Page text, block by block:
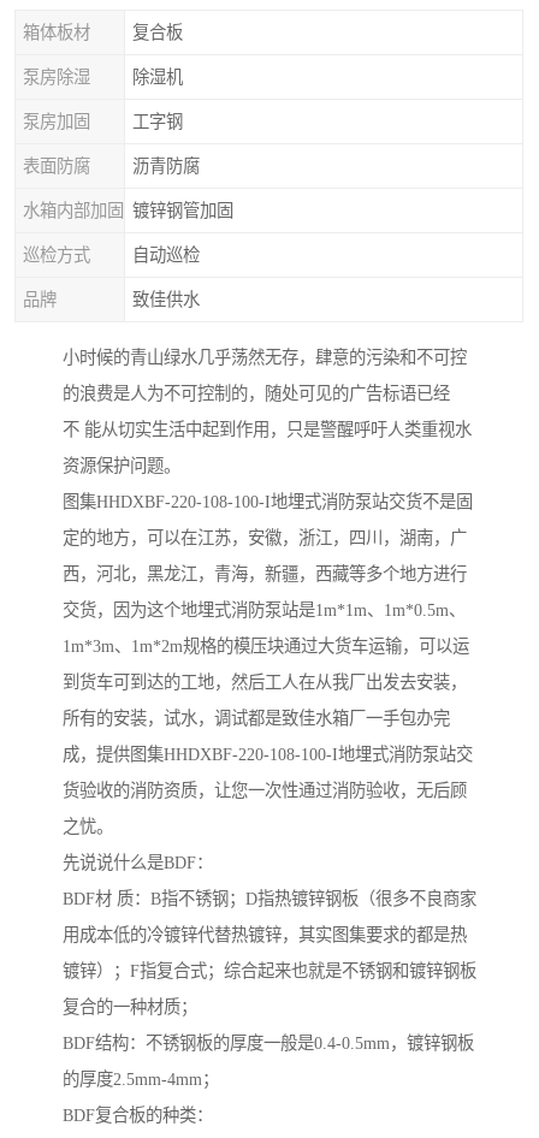
箱体板材 复合板
泵房除湿 除湿机
泵房加固 工字钢
表面防腐 沥青防腐
水箱内部加固 镀锌钢管加固
巡检方式 自动巡检
品牌 致佳供水
小时候的青山绿水几乎荡然无存，肆意的污染和不可控
的浪费是人为不可控制的，随处可见的广告标语已经
不 能从切实生活中起到作用，只是警醒呼吁人类重视水
资源保护问题。
图集HHDXBF-220-108-100-I地埋式消防泵站交货不是固
定的地方，可以在江苏，安徽，浙江，四川，湖南，广
西，河北，黑龙江，青海，新疆，西藏等多个地方进行
交货，因为这个地埋式消防泵站是1m*1m、1m*0.5m、
1m*3m、1m*2m规格的模压块通过大货车运输，可以运
到货车可到达的工地，然后工人在从我厂出发去安装，
所有的安装，试水，调试都是致佳水箱厂一手包办完
成，提供图集HHDXBF-220-108-100-I地埋式消防泵站交
货验收的消防资质，让您一次性通过消防验收，无后顾
之忧。
先说说什么是BDF：
BDF材 质：B指不锈钢；D指热镀锌钢板（很多不良商家
用成本低的冷镀锌代替热镀锌，其实图集要求的都是热
镀锌）；F指复合式；综合起来也就是不锈钢和镀锌钢板
复合的一种材质；
BDF结构：不锈钢板的厚度一般是0.4-0.5mm，镀锌钢板
的厚度2.5mm-4mm；
BDF复合板的种类：